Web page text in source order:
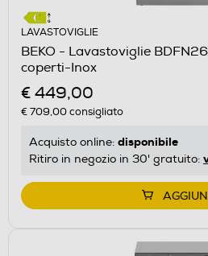
LAVASTOVIGLIE
BEKO - Lavastoviglie
coperti-Inox
€ 449,00
€ 709,00consigliato
Acquisto online: disponibile
Ritiro in negozio in 30' gratuito: